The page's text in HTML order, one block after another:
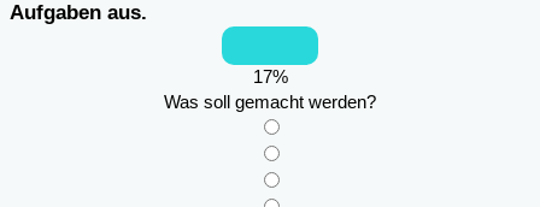
Aufgaben aus.
17%
Was soll gemacht werden?